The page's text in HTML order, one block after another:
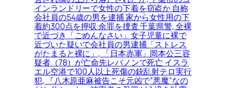
インランドリーで女性の下着を窃盗か 自称
会社員の54歳の男を逮捕 家から女性用の下
着約300点を押収 余罪を捜査 千葉県警, 全裸
で近づき「ごめんなさい」女子児童に裸で
近づいた疑いで会社員の男逮捕「ストレス
がたまると裸に」, 「日本赤軍」岡本公三容
疑者（78）が亡命先レバノンで死亡 イスラ
エル空港で100人以上死傷の銃乱射テロ実行
犯, 『八木原亜麻被告こそ元凶で”悪魔”なの